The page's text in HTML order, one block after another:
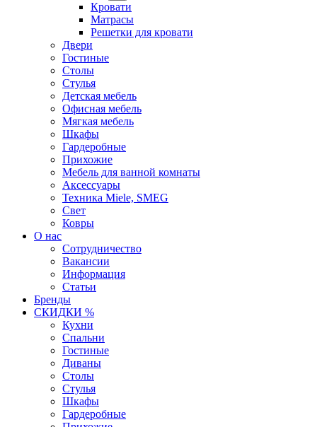
Кровати
Матрасы
Решетки для кровати
Двери
Гостиные
Столы
Стулья
Детская мебель
Офисная мебель
Мягкая мебель
Шкафы
Гардеробные
Прихожие
Мебель для ванной комнаты
Аксессуары
Техника Miele, SMEG
Свет
Ковры
О нас
Сотрудничество
Вакансии
Информация
Статьи
Бренды
СКИДКИ %
Кухни
Спальни
Гостиные
Диваны
Столы
Стулья
Шкафы
Гардеробные